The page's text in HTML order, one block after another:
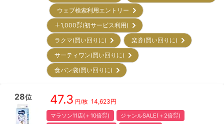
ウェブ検索利用エントリー
＋1,000㌽(初サービス利用)
ラクマ(買い回りに)
楽券(買い回りに)
サーティワン(買い回りに)
食パン袋(買い回りに)
28位 47.3 円/枚 14,623円
マラソン11店(＋10倍㌽)
ジャンルSALE(＋2倍㌽)